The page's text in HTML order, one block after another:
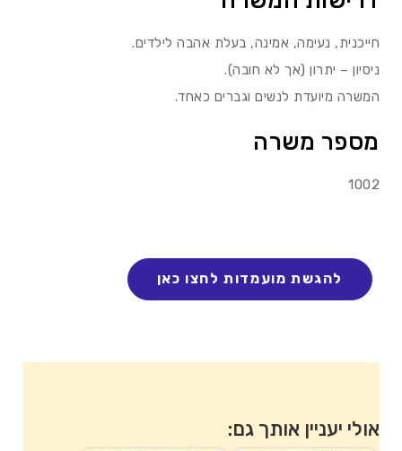
חייכנית, נעימה, אמינה, בעלת אהבה לילדים.
ניסיון – יתרון (אך לא חובה).
המשרה מיועדת לנשים וגברים כאחד.
מספר משרה
1002
אולי יעניין אותך גם: